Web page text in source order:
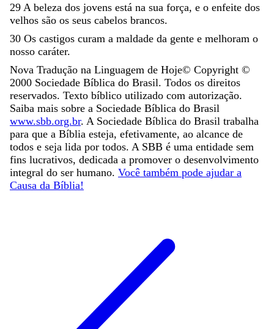
29 A beleza dos jovens está na sua força, e o enfeite dos
velhos são os seus cabelos brancos.
30 Os castigos curam a maldade da gente e melhoram o
nosso caráter.
Nova Tradução na Linguagem de Hoje© Copyright ©
2000 Sociedade Bíblica do Brasil. Todos os direitos
reservados. Texto bíblico utilizado com autorização.
Saiba mais sobre a Sociedade Bíblica do Brasil
www.sbb.org.br. A Sociedade Bíblica do Brasil trabalha
para que a Bíblia esteja, efetivamente, ao alcance de
todos e seja lida por todos. A SBB é uma entidade sem
fins lucrativos, dedicada a promover o desenvolvimento
integral do ser humano. Você também pode ajudar a
Causa da Bíblia!